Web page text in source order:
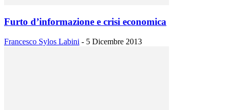
Furto d’informazione e crisi economica
Francesco Sylos Labini - 5 Dicembre 2013